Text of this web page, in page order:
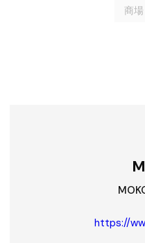
商場
https://